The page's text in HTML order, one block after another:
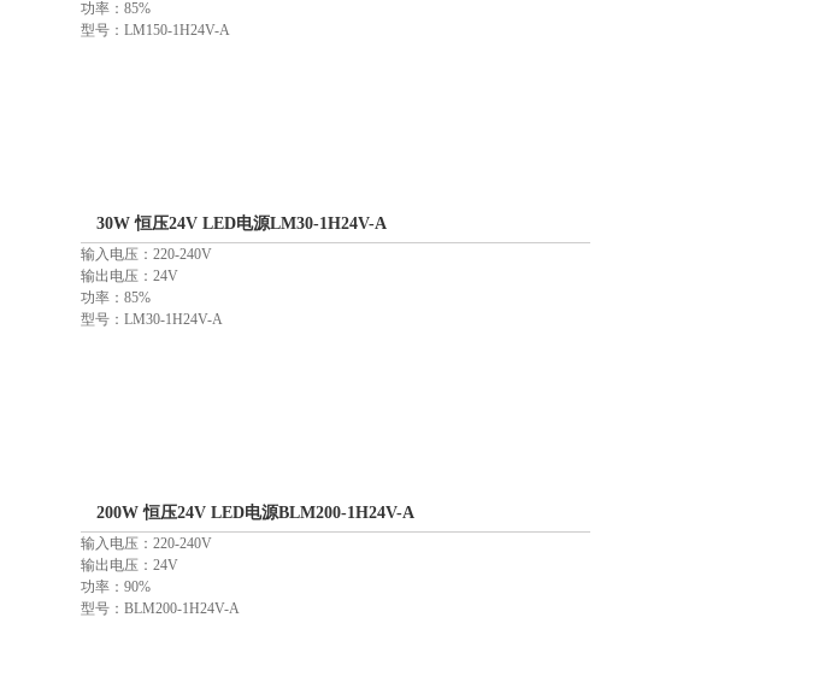
功率：85%
型号：LM150-1H24V-A
30W 恒压24V LED电源LM30-1H24V-A
输入电压：220-240V
输出电压：24V
功率：85%
型号：LM30-1H24V-A
200W 恒压24V LED电源BLM200-1H24V-A
输入电压：220-240V
输出电压：24V
功率：90%
型号：BLM200-1H24V-A